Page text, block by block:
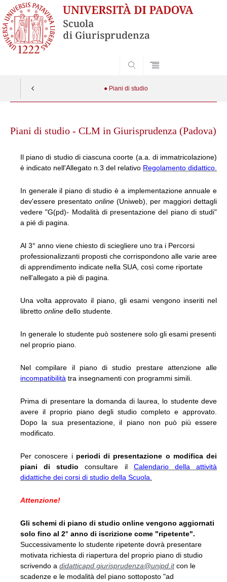
● Piani di studio
contentPiani di studio - CLM in Giurisprudenza (Padova)
Il piano di studio di ciascuna coorte (a.a. di immatricolazione)
è indicato nell'Allegato n.3 del relativo Regolamento didattico.
In generale il piano di studio è a implementazione annuale e
dev'essere presentato online (Uniweb), per maggiori dettagli
vedere "G(pd)- Modalità di presentazione del piano di studi"
a pié di pagina.
Al 3° anno viene chiesto di sciegliere uno tra i Percorsi
professionalizzanti proposti che corrispondono alle varie aree
di apprendimento indicate nella SUA, così come riportate
nell'allegato a piè di pagina.
Una volta approvato il piano, gli esami vengono inseriti nel
libretto online dello studente.
In generale lo studente può sostenere solo gli esami presenti
nel proprio piano.
Nel compilare il piano di studio prestare attenzione alle
incompatibilità tra insegnamenti con programmi simili.
Prima di presentare la domanda di laurea, lo studente deve
avere il proprio piano degli studio completo e approvato.
Dopo la sua presentazione, il piano non può più essere
modificato.
Per conoscere i periodi di presentazione o modifica dei
piani di studio consultare il Calendario della attività
didattiche dei corsi di studio della Scuola.
Attenzione!
Gli schemi di piano di studio online vengono aggiornati
solo fino al 2° anno di iscrizione come "ripetente".
Successivamente lo studente ripetente dovrà presentare
motivata richiesta di riapertura del proprio piano di studio
scrivendo a didatticapd.giurisprudenza@unipd.itcon le
scadenze e le modalità del piano sottoposto "ad